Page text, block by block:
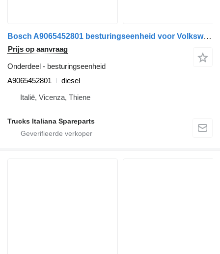
Bosch A9065452801 besturingseenheid voor Volkswagen Crafter 2006>2016 vrachtwagen
Prijs op aanvraag
Onderdeel - besturingseenheid
A9065452801
diesel
Italië, Vicenza, Thiene
Trucks Italiana Spareparts